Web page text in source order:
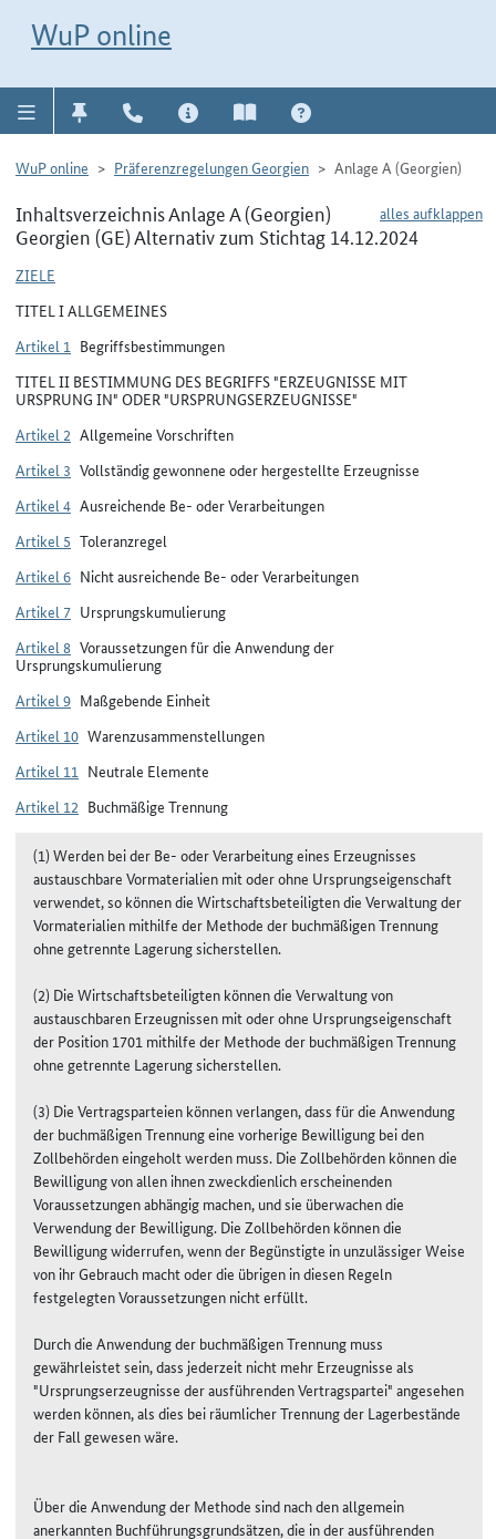
WuP online
WuP online Präferenzregelungen Georgien Anlage A (Georgien)
alles aufklappen
Inhaltsverzeichnis Anlage A (Georgien)
Georgien (GE) Alternativ zum Stichtag 14.12.2024
ZIELE
TITEL I ALLGEMEINES
Artikel 1 Begriffsbestimmungen
TITEL II BESTIMMUNG DES BEGRIFFS "ERZEUGNISSE MIT
URSPRUNG IN" ODER "URSPRUNGSERZEUGNISSE"
Artikel 2 Allgemeine Vorschriften
Artikel 3 Vollständig gewonnene oder hergestellte Erzeugnisse
Artikel 4 Ausreichende Be- oder Verarbeitungen
Artikel 5 Toleranzregel
Artikel 6 Nicht ausreichende Be- oder Verarbeitungen
Artikel 7 Ursprungskumulierung
Artikel 8 Voraussetzungen für die Anwendung der
Ursprungskumulierung
Artikel 9 Maßgebende Einheit
Artikel 10 Warenzusammenstellungen
Artikel 11 Neutrale Elemente
Artikel 12 Buchmäßige Trennung
(1) Werden bei der Be- oder Verarbeitung eines Erzeugnisses
austauschbare Vormaterialien mit oder ohne Ursprungseigenschaft
verwendet, so können die Wirtschaftsbeteiligten die Verwaltung der
Vormaterialien mithilfe der Methode der buchmäßigen Trennung
ohne getrennte Lagerung sicherstellen.
(2) Die Wirtschaftsbeteiligten können die Verwaltung von
austauschbaren Erzeugnissen mit oder ohne Ursprungseigenschaft
der Position 1701 mithilfe der Methode der buchmäßigen Trennung
ohne getrennte Lagerung sicherstellen.
(3) Die Vertragsparteien können verlangen, dass für die Anwendung
der buchmäßigen Trennung eine vorherige Bewilligung bei den
Zollbehörden eingeholt werden muss. Die Zollbehörden können die
Bewilligung von allen ihnen zweckdienlich erscheinenden
Voraussetzungen abhängig machen, und sie überwachen die
Verwendung der Bewilligung. Die Zollbehörden können die
Bewilligung widerrufen, wenn der Begünstigte in unzulässiger Weise
von ihr Gebrauch macht oder die übrigen in diesen Regeln
festgelegten Voraussetzungen nicht erfüllt.
Durch die Anwendung der buchmäßigen Trennung muss
gewährleistet sein, dass jederzeit nicht mehr Erzeugnisse als
"Ursprungserzeugnisse der ausführenden Vertragspartei" angesehen
werden können, als dies bei räumlicher Trennung der Lagerbestände
der Fall gewesen wäre.
Über die Anwendung der Methode sind nach den allgemein
anerkannten Buchführungsgrundsätzen, die in der ausführenden